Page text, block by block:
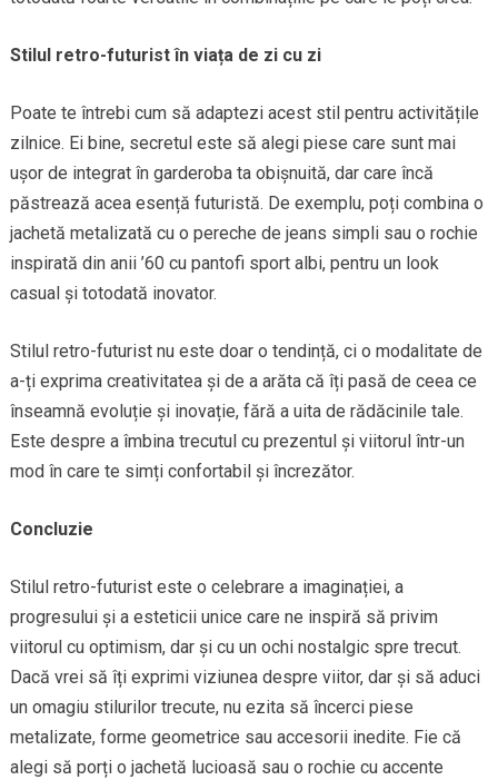
Stilul retro-futurist în viața de zi cu zi
Poate te întrebi cum să adaptezi acest stil pentru activitățile
zilnice. Ei bine, secretul este să alegi piese care sunt mai
ușor de integrat în garderoba ta obișnuită, dar care încă
păstrează acea esență futuristă. De exemplu, poți combina o
jachetă metalizată cu o pereche de jeans simpli sau o rochie
inspirată din anii ’60 cu pantofi sport albi, pentru un look
casual și totodată inovator.
Stilul retro-futurist nu este doar o tendință, ci o modalitate de
a-ți exprima creativitatea și de a arăta că îți pasă de ceea ce
înseamnă evoluție și inovație, fără a uita de rădăcinile tale.
Este despre a îmbina trecutul cu prezentul și viitorul într-un
mod în care te simți confortabil și încrezător.
Concluzie
Stilul retro-futurist este o celebrare a imaginației, a
progresului și a esteticii unice care ne inspiră să privim
viitorul cu optimism, dar și cu un ochi nostalgic spre trecut.
Dacă vrei să îți exprimi viziunea despre viitor, dar și să aduci
un omagiu stilurilor trecute, nu ezita să încerci piese
metalizate, forme geometrice sau accesorii inedite. Fie că
alegi să porți o jachetă lucioasă sau o rochie cu accente